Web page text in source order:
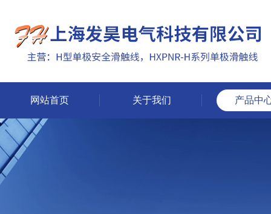
网站首页 关于我们 产品中